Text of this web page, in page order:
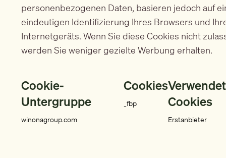
personenbezogenen Daten, basieren jedoch auf
eindeutigen Identifizierung Ihres Browsers und
Internetgeräts. Wenn Sie diese Cookies nicht
werden Sie weniger gezielte Werbung erhalten.
Cookie-
Untergruppe
winonagroup.com
Cookies
_fbp
Cookies
Erstanbieter